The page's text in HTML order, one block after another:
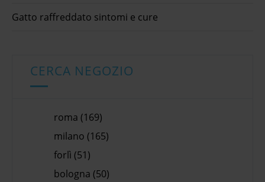
Gatto raffreddato sintomi e cure
CERCA NEGOZIO
roma (169)
milano (165)
forlì (51)
bologna (50)